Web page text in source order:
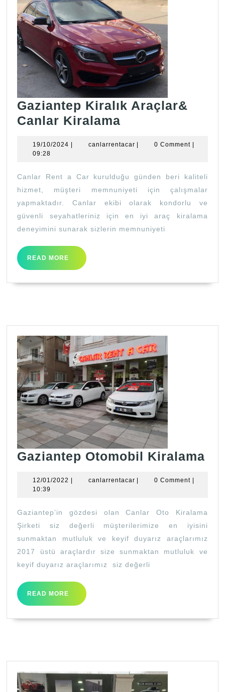
Gaziantep Kiralık Araçlar&
Canlar Kiralama
Araçlar&
Kiralama
19/10/2024 19/10/2024
| canlarrentacarcanlarrentacar
| 0 Comment |
09:28
Canlar Rent a Car kurulduğu günden beri kaliteli
hizmet, müşteri memnuniyeti için çalışmalar
yapmaktadır. Canlar ekibi olarak kondorlu ve
güvenli seyahatleriniz için en iyi araç kiralama
deneyimini sunarak sizlerin memnuniyeti
READ MORE
READ
MORE
Gaziantep Otomobil Kiralama
12/01/2022 12/01/2022
| canlarrentacarcanlarrentacar
| 0 Comment |
10:39
Gaziantep’in gözdesi olan Canlar Oto Kiralama
Şirketi siz değerli müşterilerimize en iyisini
sunmaktan mutluluk ve keyif duyarız araçlarımız
2017 üstü araçlardır size sunmaktan mutluluk ve
keyif duyarız araçlarımız siz değerli
READ MORE
READ
MORE